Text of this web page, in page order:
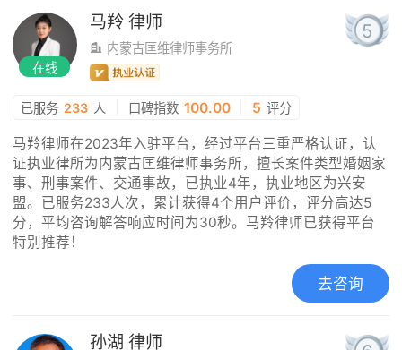
在线
马羚 律师
内蒙古匡维律师事务所
5
已服务 233 人 口碑指数 100.00 5 评分
马羚律师在2023年入驻平台，经过平台三重严格认证，认
证执业律所为内蒙古匡维律师事务所，擅长案件类型婚姻家
事、刑事案件、交通事故，已执业4年，执业地区为兴安
盟。已服务233人次，累计获得4个用户评价，评分高达5
分，平均咨询解答响应时间为30秒。马羚律师已获得平台
特别推荐！
去咨询
孙湖 律师